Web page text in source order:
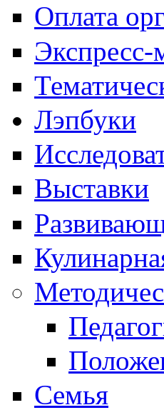
Оплата
Экспресс-
Лэпбуки
Выставки
Семья